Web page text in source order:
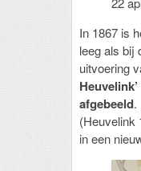
In 1867 is
leeg als bij
uitvoering
afgebeeld.
(Heuvelink
in een